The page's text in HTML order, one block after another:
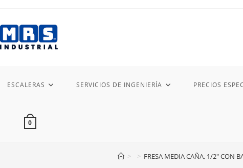
ESCALERAS SERVICIOS DE INGENIERÍA PRECIOS
0
> > FRESA MEDIA CAÑA, 1/2″ CON